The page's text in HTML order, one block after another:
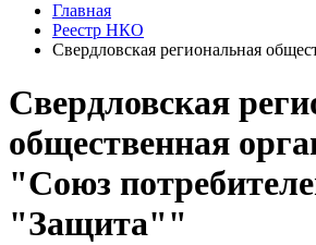
Главная
Реестр НКО
Свердловская региональная
Свердловская
общественная
"Союз
"Защита""